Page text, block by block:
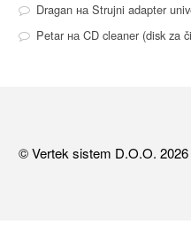
DraganнаStrujni adapter
PetarнаCD cleaner (disk za
© Vertek sistem D.O.O. 2026